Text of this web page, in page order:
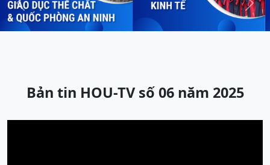
Previous Next
Bản tin HOU-TV số 06 năm 2025